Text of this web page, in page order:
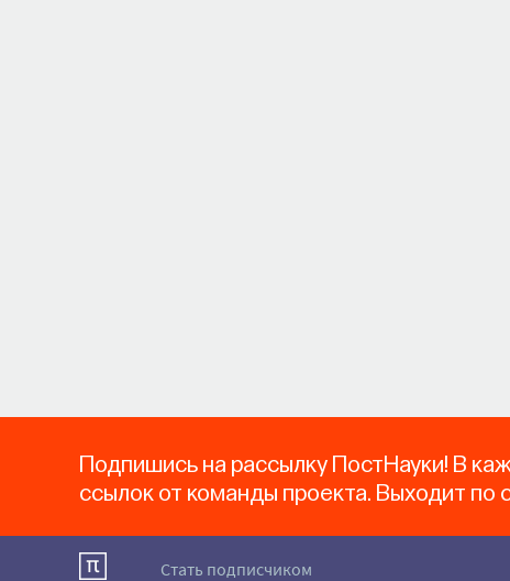
Подпишись на рассылку ПостНауки! В
ссылок от команды проекта. Выходит по
Стать подписчиком